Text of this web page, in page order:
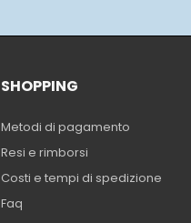
SHOPPING
Metodi di pagamento
Resi e rimborsi
Costi e tempi di spedizione
Faq